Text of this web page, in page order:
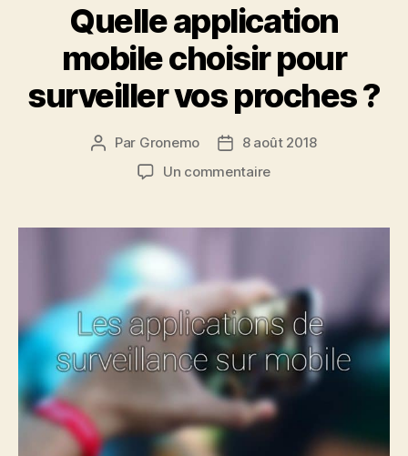
Quelle application
mobile choisir pour
surveiller vos proches ?
Auteur
l’article
Par Gronemo
Date8 août 2018
Un commentairesur
mobile
surveiller
vos
proches
?